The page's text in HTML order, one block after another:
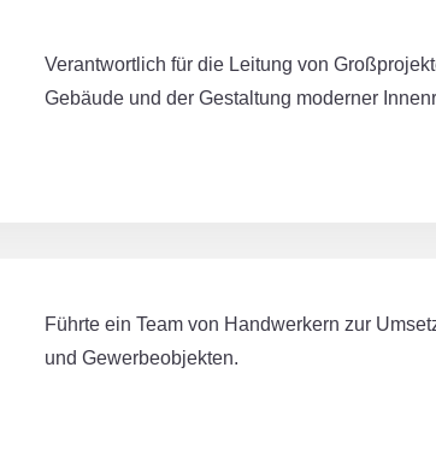
Verantwortlich für die Leitung von
Gebäude und der Gestaltung moderner
Führte ein Team von Handwerkern zur
und Gewerbeobjekten.